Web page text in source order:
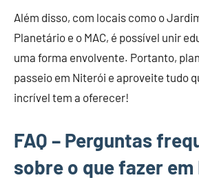
Além disso, com locais como o
Planetário e o MAC, é possível unir
uma forma envolvente. Portanto,
passeio em Niterói e aproveite tudo
incrível tem a oferecer!
FAQ – Perguntas
sobre o que fazer